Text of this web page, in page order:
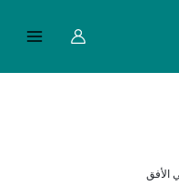
Menu
الأفق